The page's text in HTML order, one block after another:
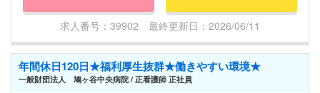
求人番号：39902 最終更新日：2026/06/11
年間休日120日★福利厚生抜群★働きやすい環境★
一般財団法人 鳩ヶ谷中央病院 / 正看護師 正社員